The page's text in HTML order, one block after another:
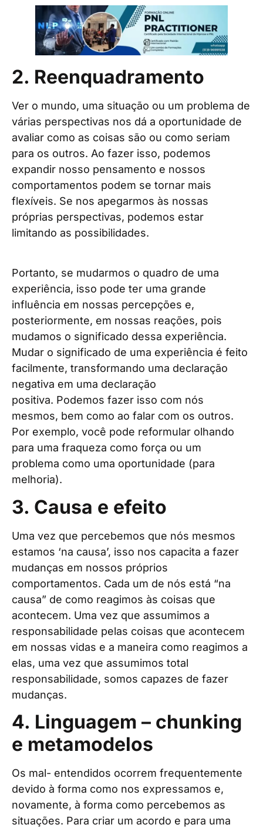
2. Reenquadramento
Ver o mundo, uma situação ou um problema de
várias perspectivas nos dá a oportunidade de
avaliar como as coisas são ou como seriam
para os outros. Ao fazer isso, podemos
expandir nosso pensamento e nossos
comportamentos podem se tornar mais
flexíveis. Se nos apegarmos às nossas
próprias perspectivas, podemos estar
limitando as possibilidades.
Portanto, se mudarmos o quadro de uma
experiência, isso pode ter uma grande
influência em nossas percepções e,
posteriormente, em nossas reações, pois
mudamos o significado dessa experiência.
Mudar o significado de uma experiência é feito
facilmente, transformando uma declaração
negativa em uma declaração
positiva. Podemos fazer isso com nós
mesmos, bem como ao falar com os outros.
Por exemplo, você pode reformular olhando
para uma fraqueza como força ou um
problema como uma oportunidade (para
melhoria).
3. Causa e efeito
Uma vez que percebemos que nós mesmos
estamos ‘na causa’, isso nos capacita a fazer
mudanças em nossos próprios
comportamentos. Cada um de nós está “na
causa” de como reagimos às coisas que
acontecem. Uma vez que assumimos a
responsabilidade pelas coisas que acontecem
em nossas vidas e a maneira como reagimos a
elas, uma vez que assumimos total
responsabilidade, somos capazes de fazer
mudanças.
4. Linguagem – chunking
e metamodelos
Os mal- entendidos ocorrem frequentemente
devido à forma como nos expressamos e,
novamente, à forma como percebemos as
situações. Para criar um acordo e para uma